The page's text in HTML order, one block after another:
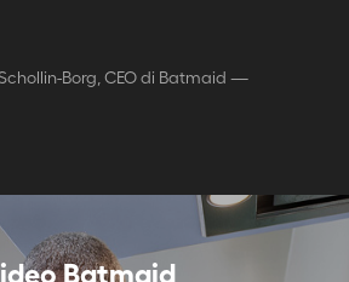
Borg, CEO di Batmaid —
Batmaid